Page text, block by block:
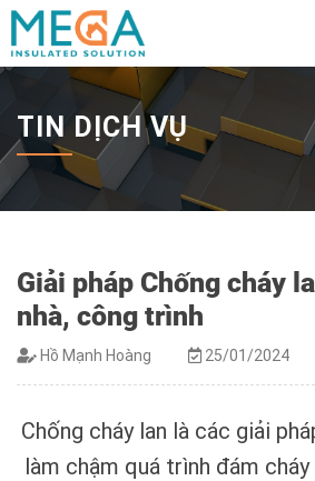
TIN DỊCH VỤ
Giải pháp Chống cháy
nhà, công trình
Hồ Mạnh Hoàng 25/01/2024
Chống cháy lan là các giải
làm chậm quá trình đám cháy